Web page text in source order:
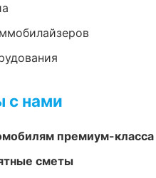
с нами
премиум-класса
сметы